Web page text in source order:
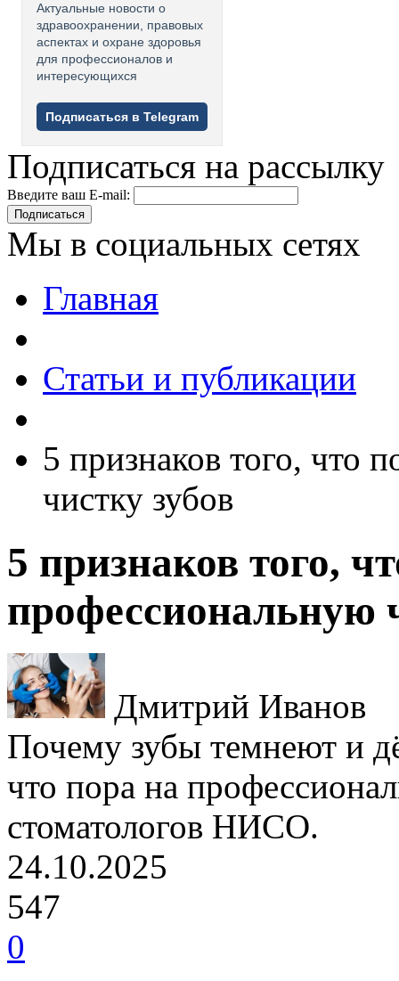
Актуальные новости о
здравоохранении, правовых
аспектах и охране здоровья
для профессионалов и
интересующихся
Подписаться в Telegram
Подписаться на рассылку
Введите ваш E-mail:
Подписаться
Мы в социальных сетях
Главная
Статьи и публикации
5 признаков того, что
чистку зубов
5 признаков того,
профессиональную
Дмитрий Иванов
Почему зубы темнеют и
что пора на
стоматологов НИСО.
24.10.2025
547
0